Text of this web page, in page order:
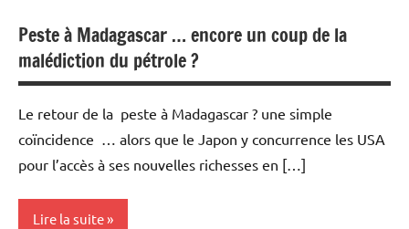
Peste à Madagascar … encore un coup de la
malédiction du pétrole ?
Le retour de la peste à Madagascar ? une simple
coïncidence … alors que le Japon y concurrence les USA
pour l’accès à ses nouvelles richesses en […]
Lire la suite